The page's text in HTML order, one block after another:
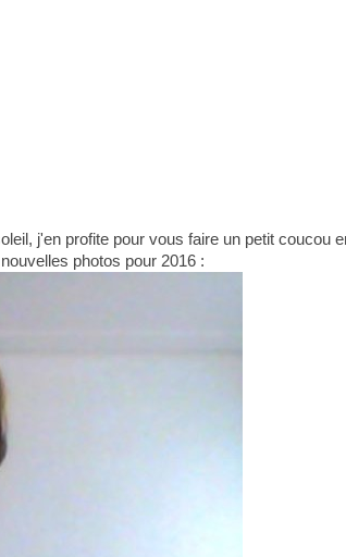
j'en profite pour vous faire un petit coucou
photos pour 2016 :